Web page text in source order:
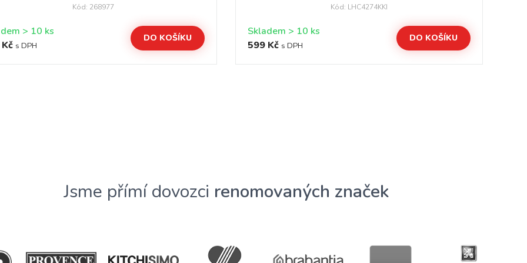
Kód: 268977
Skladem > 10 ks
s DPH
DO KOŠÍKU
Kód: LHC4274KKI
Skladem > 10 ks
599 Kč s DPH
DO KOŠÍKU
Jsme přímí dovozci renomovaných značek